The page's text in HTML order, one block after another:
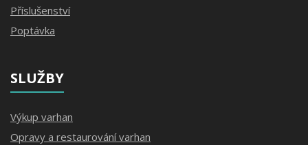
Příslušenství
Poptávka
SLUŽBY
Výkup varhan
Opravy a restaurování varhan